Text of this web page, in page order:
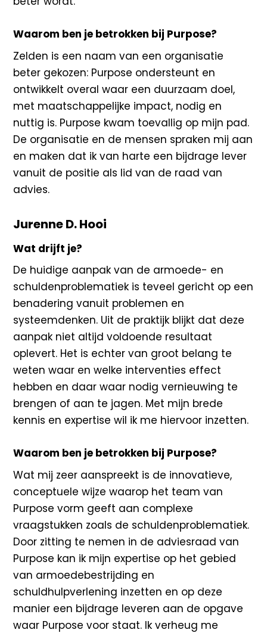
Waarom ben je betrokken bij Purpose?
Zelden is een naam van een organisatie
beter gekozen: Purpose ondersteunt en
ontwikkelt overal waar een duurzaam doel,
met maatschappelijke impact, nodig en
nuttig is. Purpose kwam toevallig op mijn pad.
De organisatie en de mensen spraken mij aan
en maken dat ik van harte een bijdrage lever
vanuit de positie als lid van de raad van
advies.
Jurenne D. Hooi
Wat drijft je?
De huidige aanpak van de armoede- en
schuldenproblematiek is teveel gericht op een
benadering vanuit problemen en
systeemdenken. Uit de praktijk blijkt dat deze
aanpak niet altijd voldoende resultaat
oplevert. Het is echter van groot belang te
weten waar en welke interventies effect
hebben en daar waar nodig vernieuwing te
brengen of aan te jagen. Met mijn brede
kennis en expertise wil ik me hiervoor inzetten.
Waarom ben je betrokken bij Purpose?
Wat mij zeer aanspreekt is de innovatieve,
conceptuele wijze waarop het team van
Purpose vorm geeft aan complexe
vraagstukken zoals de schuldenproblematiek.
Door zitting te nemen in de adviesraad van
Purpose kan ik mijn expertise op het gebied
van armoedebestrijding en
schuldhulpverlening inzetten en op deze
manier een bijdrage leveren aan de opgave
waar Purpose voor staat. Ik verheug me